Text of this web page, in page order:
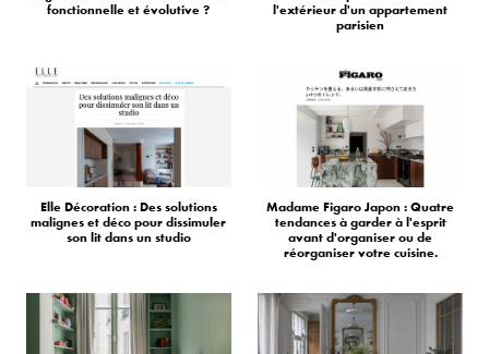
fonctionnelle et évolutive ?
l'extérieur d'un appartement
parisien
Elle Décoration : Des solutions
malignes et déco pour dissimuler
son lit dans un studio
Madame Figaro Japon : Quatre
tendances à garder à l'esprit
avant d'organiser ou de
réorganiser votre cuisine.